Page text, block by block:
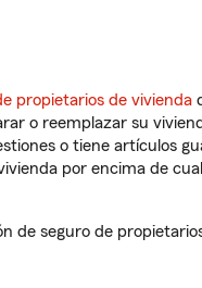
propietarios de vivienda
o reemplazar su
o tiene artículos
por encima de
de seguro de